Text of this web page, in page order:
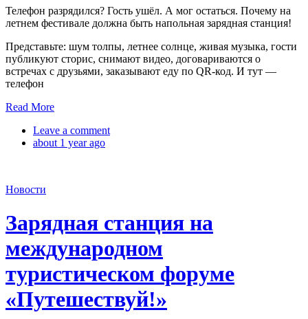
Телефон разрядился? Гость ушёл. А мог остаться. Почему на
летнем фестивале должна быть напольная зарядная станция!
Представьте: шум толпы, летнее солнце, живая музыка, гости
публикуют сторис, снимают видео, договариваются о
встречах с друзьями, заказывают еду по QR-код. И тут —
телефон
Read More
Leave a comment
about 1 year ago
Новости
Зарядная станция на
международном
туристическом форуме
«Путешествуй!»